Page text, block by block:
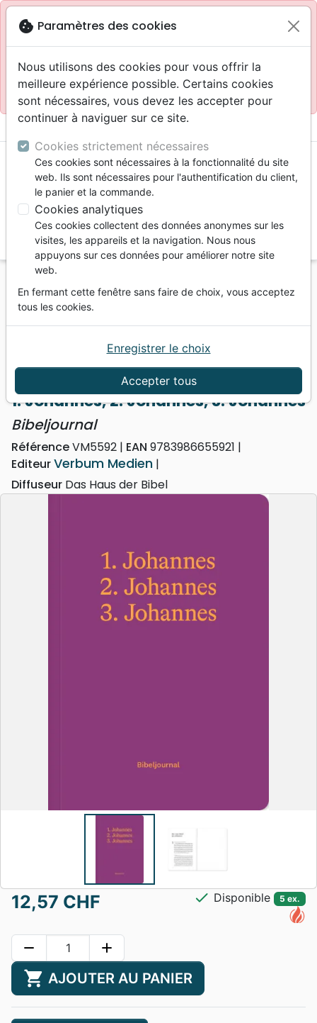
blockSite réservé aux professionnels
Accès pour les professionnels : Se connecter
Site pour le grand public : La Maison de la Bible
menu
Vous ne pouvez pas créer de nouvelle commande
depuis votre pays (United States).
Portions
1. Johannes, 2. Johannes, 3. Johannes - Bibeljournal
1. Johannes, 2. Johannes, 3. Johannes
Bibeljournal
RéférenceVM5592 EAN 9783986655921
EditeurVerbum Medien
Diffuseur Das Haus der Bibel
12,57 CHF check Disponible 5 ex.
remove add
shopping_cart AJOUTER AU PANIER
cookie Paramètres des cookies
Nous utilisons des cookies pour vous offrir la
meilleure expérience possible. Certains cookies
sont nécessaires, vous devez les accepter pour
continuer à naviguer sur ce site.
Cookies strictement nécessaires
Ces cookies sont nécessaires à la fonctionnalité du site
web. Ils sont nécessaires pour l'authentification du client,
le panier et la commande.
Cookies analytiques
Ces cookies collectent des données anonymes sur les
visites, les appareils et la navigation. Nous nous
appuyons sur ces données pour améliorer notre site
web.
En fermant cette fenêtre sans faire de choix, vous acceptez
tous les cookies.
Accepter tous
Enregistrer le choix